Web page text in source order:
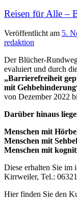
Reisen für Alle –
Veröffentlicht am 5.
redaktion
Der Blücher-
evaluiert und durch
„Barrierefreiheit
mit
von Dezember 2022
Darüber hinaus
Menschen mit
Menschen mit
Menschen mit
Diese erhalten Sie im
Kirrweiler, Tel.:
Hier finden Sie den